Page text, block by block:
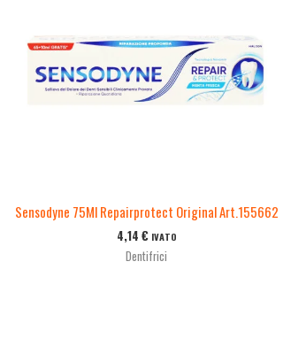
Sensodyne 75Ml Repairprotect Original Art.155662
4,14 € IVATO
Dentifrici